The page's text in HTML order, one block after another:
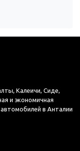
Калеичи, Сиде,
и экономичная
в Анталии